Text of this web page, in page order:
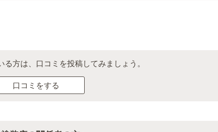
方は、口コミを投稿してみましょう。
口コミをする